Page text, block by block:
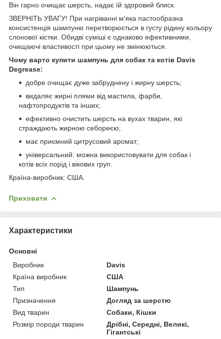
Він гарно очищає шерсть, надає їй здоровий блиск.
ЗВЕРНІТЬ УВАГУ! При нагріванні м'яка пастообразна
консистенція шампуню перетворюється в густу рідину кольору
слонової кістки. Обидві суміші є однаково ефективними,
очищаючі властивості при цьому не змінюються.
Чому варто купити шампунь для собак та котів Davis
Degrease:
добре очищає дуже забруднену і жирну шерсть;
видаляє жирні плями від мастила, фарби,
нафтопродуктів та інших;
ефективно очистить шерсть на вухах тварин, які
страждають жирною себореєю;
має приємний цитрусовий аромат;
універсальний: можна використовувати для собак і
котів всіх порід і вікових груп.
Країна-виробник: США.
Приховати
Характеристики
Основні
Виробник
Davis
Країна виробник
США
Тип
Шампунь
Призначення
Догляд за шерстю
Вид тварин
Собаки, Кішки
Розмір породи тварин
Дрібні, Середні, Великі,
Гігантські